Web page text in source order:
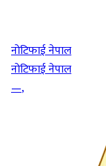
नोटिफाई नेपाल
नोटिफाई नेपाल
—,